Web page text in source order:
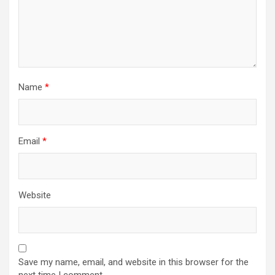
Name *
Email *
Website
Save my name, email, and website in this browser for the